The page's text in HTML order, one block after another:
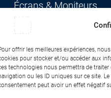
offrir les meilleures expériences,
pour stocker et/ou accéder aux
technologies nous permettra de
ou les ID uniques sur ce site.
peut avoir un effet négatif
Écrans & Moniteurs
Serveurs & Stockage
Impression &
Ordinateurs &
Périphériques &
Réseau & IoT